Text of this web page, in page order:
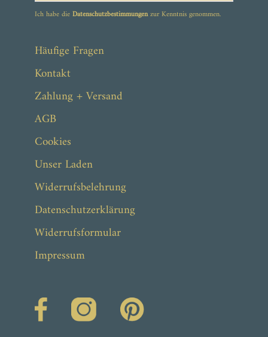
Ich habe dieDatenschutzbestimmungenzur Kenntnis genommen.
Häufige Fragen
Kontakt
Zahlung + Versand
AGB
Cookies
Unser Laden
Widerrufsbelehrung
Datenschutzerklärung
Widerrufsformular
Impressum